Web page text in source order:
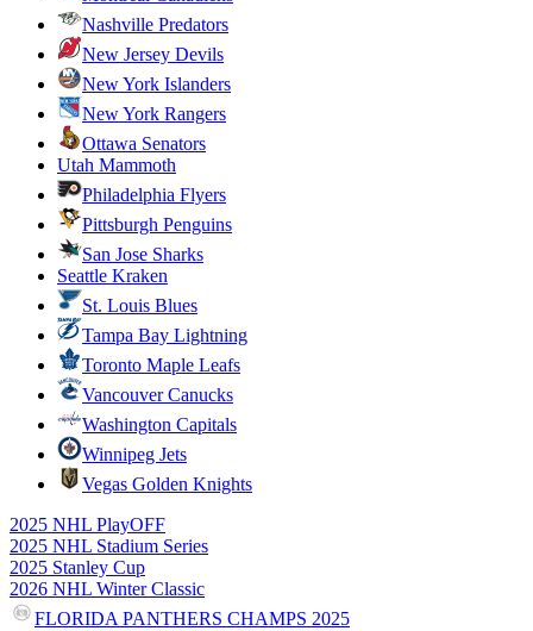
Nashville Predators
New Jersey Devils
New York Islanders
New York Rangers
Ottawa Senators
Utah Mammoth
Philadelphia Flyers
Pittsburgh Penguins
San Jose Sharks
Seattle Kraken
St. Louis Blues
Tampa Bay Lightning
Toronto Maple Leafs
Vancouver Canucks
Washington Capitals
Winnipeg Jets
Vegas Golden Knights
2025 NHL PlayOFF
2025 NHL Stadium Series
2025 Stanley Cup
2026 NHL Winter Classic
FLORIDA PANTHERS CHAMPS 2025